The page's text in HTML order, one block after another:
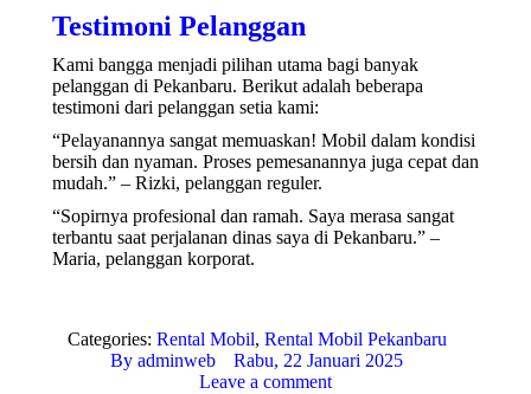
Testimoni Pelanggan
Kami bangga menjadi pilihan utama bagi banyak
pelanggan di Pekanbaru. Berikut adalah beberapa
testimoni dari pelanggan setia kami:
“Pelayanannya sangat memuaskan! Mobil dalam kondisi
bersih dan nyaman. Proses pemesanannya juga cepat dan
mudah.” – Rizki, pelanggan reguler.
“Sopirnya profesional dan ramah. Saya merasa sangat
terbantu saat perjalanan dinas saya di Pekanbaru.” –
Maria, pelanggan korporat.
Categories: Rental Mobil, Rental Mobil Pekanbaru
By adminweb
Rabu, 22 Januari 2025
Leave a comment